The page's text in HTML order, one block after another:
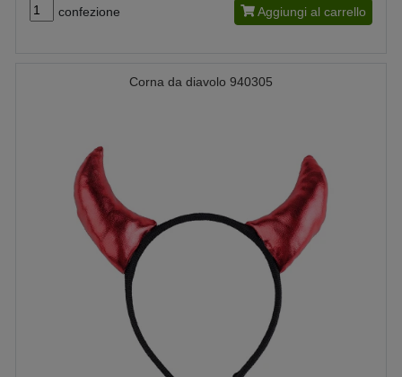
confezione Aggiungi al carrello
Corna da diavolo 940305